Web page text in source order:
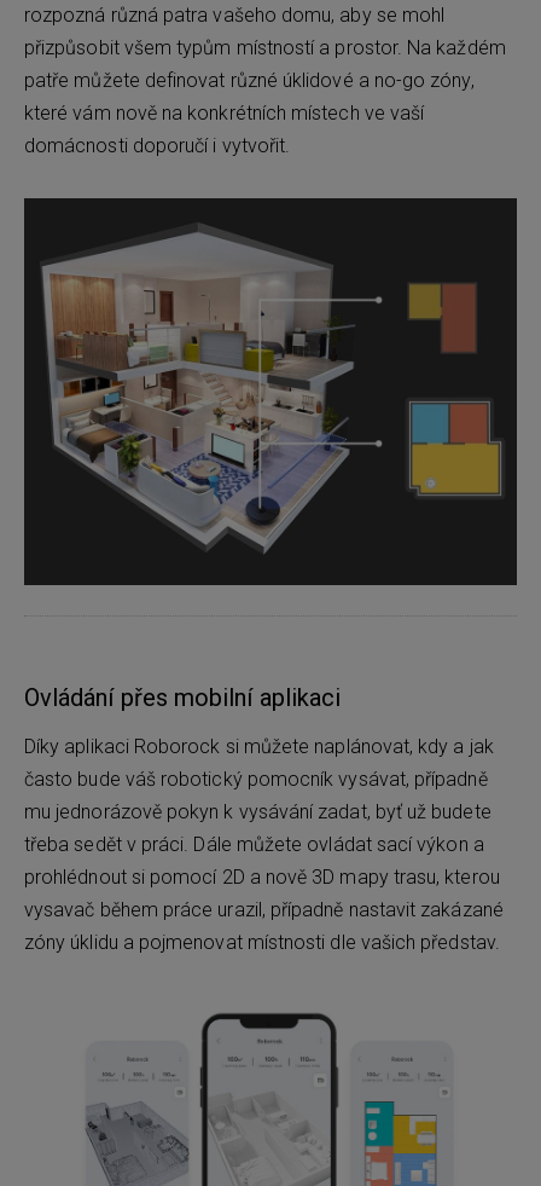
rozpozná různá patra vašeho domu, aby se mohl
přizpůsobit všem typům místností a prostor. Na každém
patře můžete definovat různé úklidové a no-go zóny,
které vám nově na konkrétních místech ve vaší
domácnosti doporučí i vytvořit.
Ovládání přes mobilní aplikaci
Díky aplikaci Roborock si můžete naplánovat, kdy a jak
často bude váš robotický pomocník vysávat, případně
mu jednorázově pokyn k vysávání zadat, byť už budete
třeba sedět v práci. Dále můžete ovládat sací výkon a
prohlédnout si pomocí 2D a nově 3D mapy trasu, kterou
vysavač během práce urazil, případně nastavit zakázané
zóny úklidu a pojmenovat místnosti dle vašich představ.